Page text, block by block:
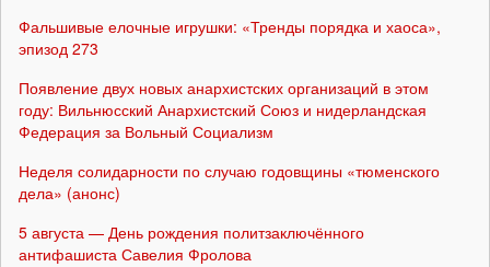
Фальшивые елочные игрушки: «Тренды порядка и хаоса»,
эпизод 273
Появление двух новых анархистских организаций в этом
году: Вильнюсский Анархистский Союз и нидерландская
Федерация за Вольный Социализм
Неделя солидарности по случаю годовщины «тюменского
дела» (анонс)
5 августа — День рождения политзаключённого
антифашиста Савелия Фролова